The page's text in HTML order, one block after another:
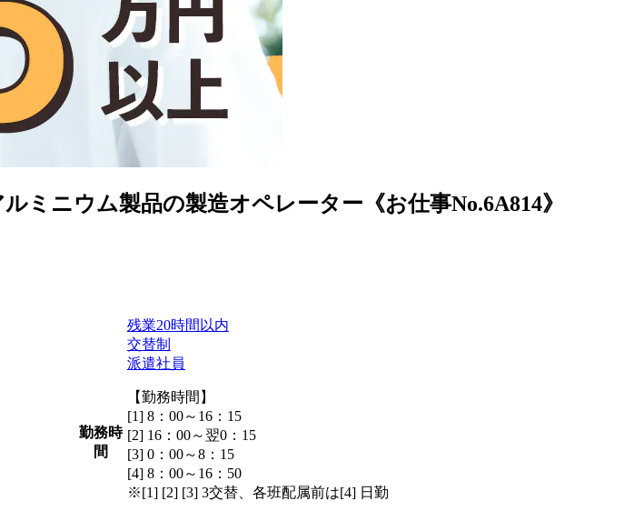
ミニウム製品の製造オペレーター《お仕事No.6A814》
勤務時
間
残業20時間以内
交替制
派遣社員
【勤務時間】
[1] 8：00～16：15
[2] 16：00～翌0：15
[3] 0：00～8：15
[4] 8：00～16：50
※[1] [2] [3] 3交替、各班配属前は[4] 日勤